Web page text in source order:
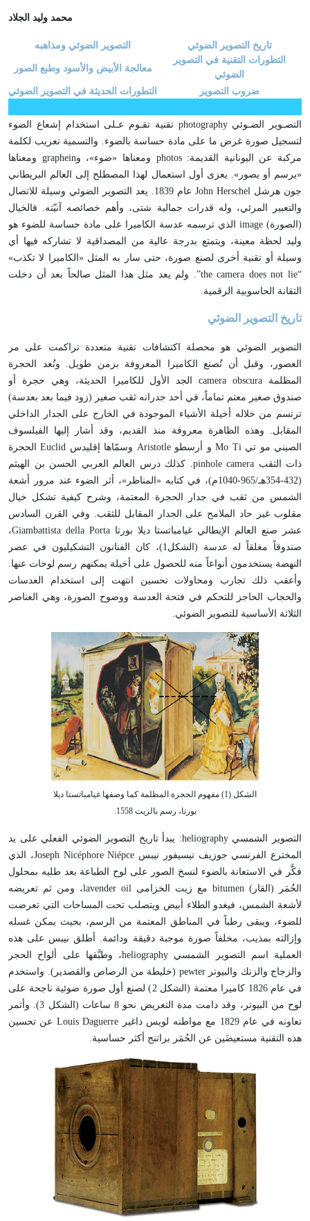
محمد وليد الجلاد
تاريخ التصوير الضوئي
التصوير الضوئي ومذاهبه
التطورات التقنية في التصوير
الضوئي
معالجة الأبيض والأسود وطبع الصور
ضروب التصوير التطورات الحديثة في التصوير الضوئي
التصـوير الضـوئي photography تقنية تقـوم عـلى استخدام إشعاع الضوء
لتسجيل صورة غرض ما على مادة حساسة بالضوء. والتسمية تعريب لكلمة
مركبة عن اليونانية القديمة: photos ومعناها «ضوء»، وgraphein ومعناها
«يرسم أو يصور». يعزى أول استعمال لهذا المصطلح إلى العالم البريطاني
جون هرشل John Herschel عام 1839. يعد التصوير الضوئي وسيلة للاتصال
والتعبير المرئي، وله قدرات جمالية شتى، وأهم خصائصه آنيّته. فالخيال
(الصورة) image الذي ترسمه عدسة الكاميرا على مادة حساسة للضوء هو
وليد لحظة معينة، ويتمتع بدرجة عالية من المصداقية لا تشاركه فيها أي
وسيلة أو تقنية أخرى لصنع صورة، حتى سار به المثل «الكاميرا لا تكذب»
“the camera does not lie”. ولم يعد مثل هذا المثل صالحاً بعد أن دخلت
التقانة الحاسوبية الرقمية.
تاريخ التصوير الضوئي
التصوير الضوئي هو محصلة اكتشافات تقنية متعددة تراكمت على مر
العصور، وقبل أن تُصنع الكاميرا المعروفة بزمن طويل. وتُعد الحجرة
المظلمة camera obscura الجد الأول للكاميرا الحديثة، وهي حجرة أو
صندوق صغير معتم تماماً، في أحد جدرانه ثقب صغير (زود فيما بعد بعدسة)
ترتسم من خلاله أخيلة الأشياء الموجودة في الخارج على الجدار الداخلي
المقابل. وهذه الظاهرة معروفة منذ القديم، وقد أشار إليها الفيلسوف
الصيني مو تي Mo Ti و أرسطو Aristotle وسمّاها إقليدس Euclid الحجرة
ذات الثقب pinhole camera. كذلك درس العالم العربي الحسن بن الهيثم
(432-354هـ/965-1040م)، في كتابه «المناظر»، أثر الضوء عند مرور أشعة
الشمس من ثقب في جدار الحجرة المعتمة، وشرح كيفية تشكل خيال
مقلوب غير حاد الملامح على الجدار المقابل للثقب. وفي القرن السادس
عشر صنع العالم الإيطالي غيامباتستا ديلا بورتا Giambattista della Porta،
صندوقاً مغلقاً له عدسة (الشكل1)، كان الفنانون التشكيليون في عصر
النهضة يستخدمون أنواعاً منه للحصول على أخيلة يمكنهم رسم لوحات عنها.
وأعقب ذلك تجارب ومحاولات تحسين انتهت إلى استخدام العدسات
والحجاب الحاجز للتحكم في فتحة العدسة ووضوح الصورة، وهي العناصر
الثلاثة الأساسية للتصوير الضوئي.
الشكل (1) مفهوم الحجرة المظلمة كما وصفها غيامباتستا ديلا
بورتا، رسم بالزيت 1558.
التصوير الشمسي heliography: يبدأ تاريخ التصوير الضوئي الفعلي على يد
المخترع الفرنسي جوزيف نيسيفور نيبس Joseph Nicéphore Niépce، الذي
فكَّر في الاستعانة بالضوء لنسخ الصور على لوح الطباعة بعد طليه بمحلول
الحُمَر (القار) bitumen مع زيت الخزامى lavender oil، ومن ثم تعريضه
لأشعة الشمس، فيغدو الطلاء أبيض ويتصلب تحت المساحات التي تعرضت
للضوء، ويبقى رطباً في المناطق المعتمة من الرسم، بحيث يمكن غسله
وإزالته بمذيب، مخلفاً صورة موجبة دقيقة ودائمة. أطلق نيبس على هذه
العملية اسم التصوير الشمسي heliography، وطبَّقها على ألواح الحجر
والزجاج والزنك والبيوتر pewter (خليطة من الرصاص والقصدير). واستخدم
في عام 1826 كاميرا معتمة (الشكل 2) لصنع أول صورة ضوئية ناجحة على
لوح من البيوتر، وقد دامت مدة التعريض نحو 8 ساعات (الشكل 3). وأثمر
تعاونه في عام 1829 مع مواطنه لويس داغير Louis Daguerre عن تحسين
هذه التقنية مستعيضَين عن الحُمَر براتنج أكثر حساسية.